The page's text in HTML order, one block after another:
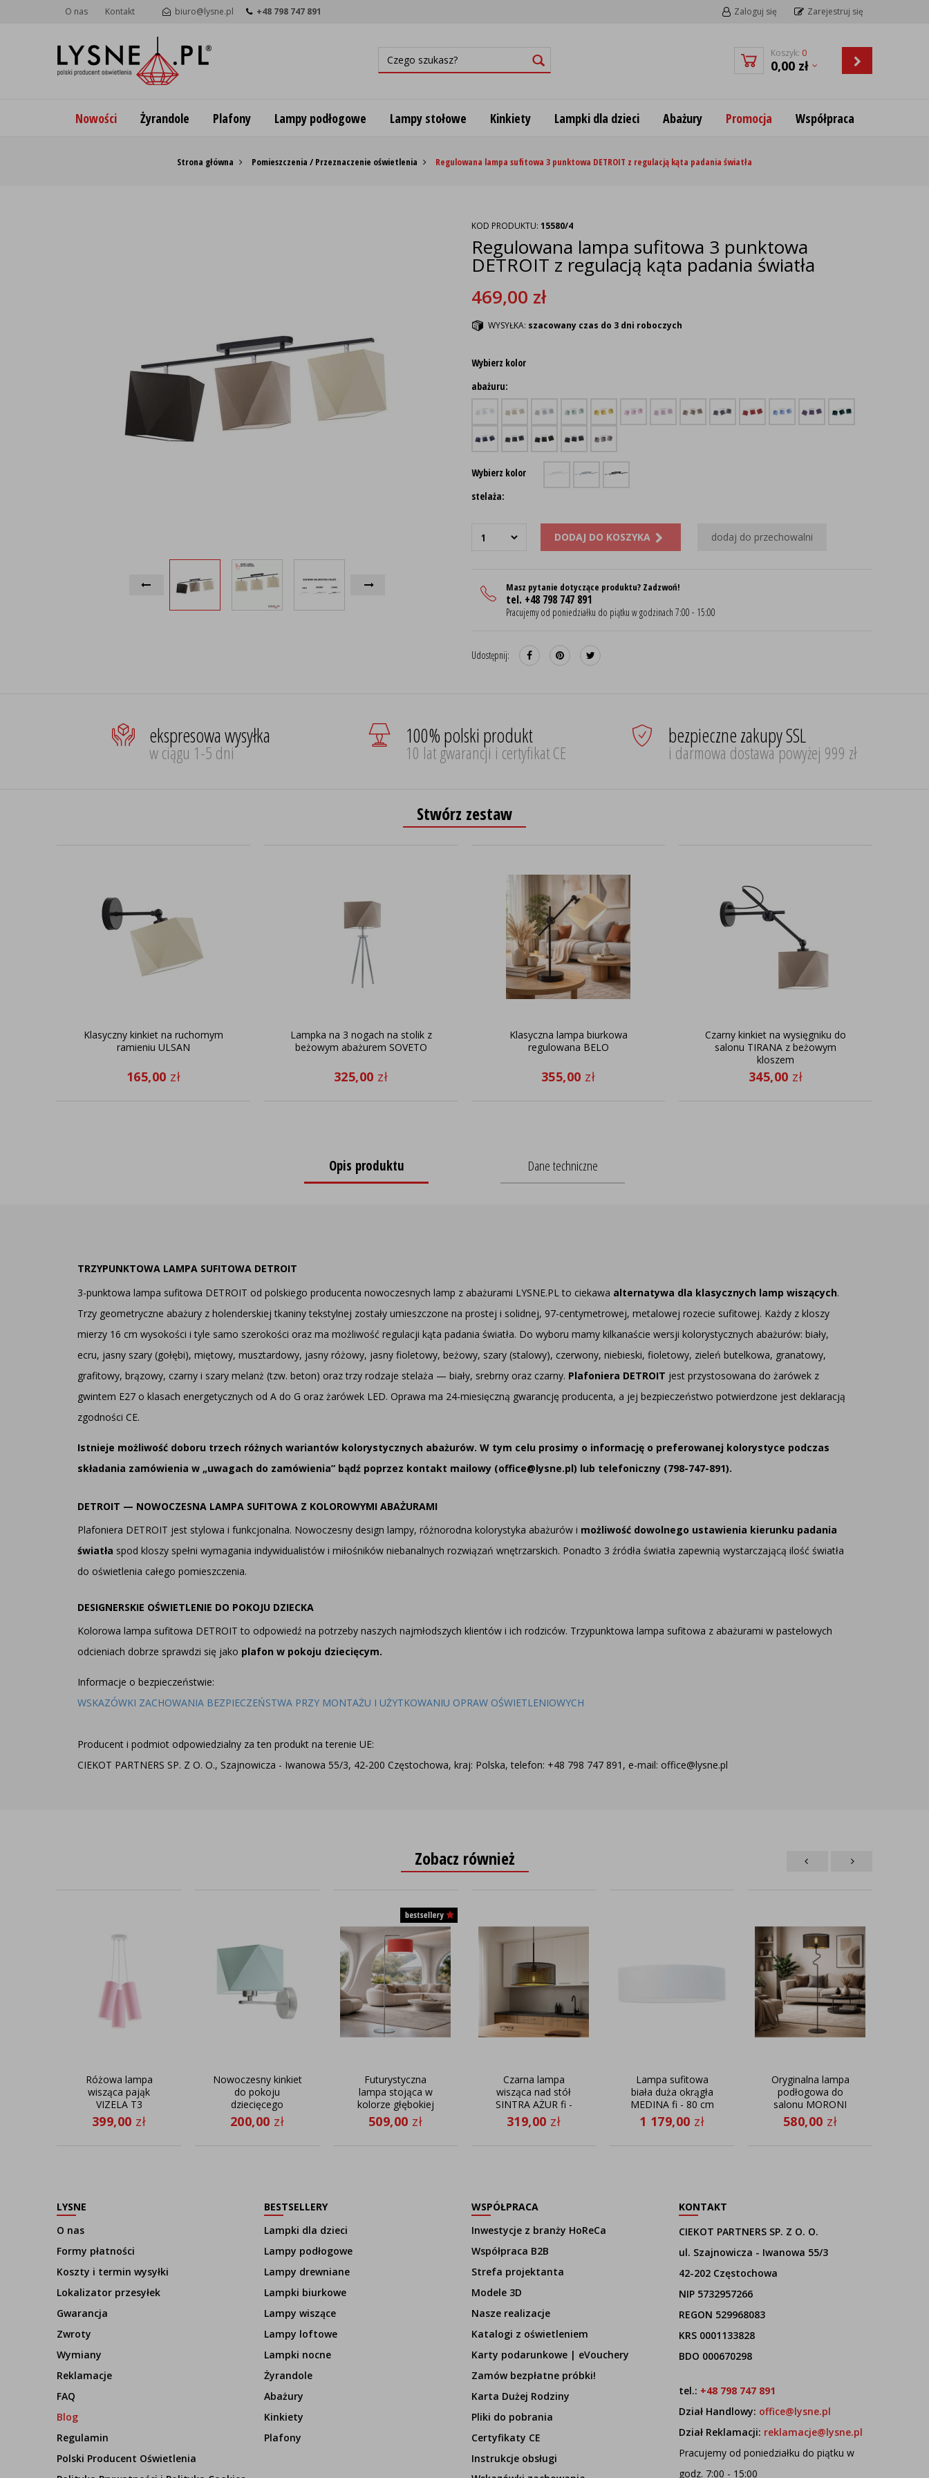
O nas Kontakt biuro@lysne.pl +48 798 747 891 Zaloguj się Zarejestruj się
Koszyk: 0
0,00 zł
Nowości Żyrandole Plafony Lampy podłogowe Lampy stołowe Kinkiety Lampki dla dzieci Abażury Promocja Współpraca
Strona główna Pomieszczenia / Przeznaczenie oświetlenia Regulowana lampa sufitowa 3 punktowa DETROIT z regulacją kąta padania światła
KOD PRODUKTU: 15580/4
Regulowana lampa sufitowa 3 punktowa
DETROIT z regulacją kąta padania światła
469,00 zł
WYSYŁKA: szacowany czas do 3 dni roboczych
Wybierz kolor
abażuru:
Wybierz kolor
stelaża:
DODAJ DO KOSZYKA dodaj do przechowalni
Masz pytanie dotyczące produktu? Zadzwoń!
tel. +48 798 747 891
Pracujemy od poniedziałku do piątku w godzinach 7:00 - 15:00
Udostępnij:
ekspresowa wysyłka
w ciągu 1-5 dni
100% polski produkt
10 lat gwarancji i certyfikat CE
bezpieczne zakupy SSL
i darmowa dostawa powyżej 999 zł
Stwórz zestaw
Klasyczny kinkiet na ruchomym
ramieniu ULSAN
165,00 zł
Lampka na 3 nogach na stolik z
beżowym abażurem SOVETO
325,00 zł
Klasyczna lampa biurkowa
regulowana BELO
355,00 zł
Czarny kinkiet na wysięgniku do
salonu TIRANA z beżowym
kloszem
345,00 zł
Opis produktu Dane techniczne
TRZYPUNKTOWA LAMPA SUFITOWA DETROIT
3-punktowa lampa sufitowa DETROIT od polskiego producenta nowoczesnych lamp z abażurami LYSNE.PL to ciekawa alternatywa dla klasycznych lamp wiszących.
Trzy geometryczne abażury z holenderskiej tkaniny tekstylnej zostały umieszczone na prostej i solidnej, 97-centymetrowej, metalowej rozecie sufitowej. Każdy z kloszy
mierzy 16 cm wysokości i tyle samo szerokości oraz ma możliwość regulacji kąta padania światła. Do wyboru mamy kilkanaście wersji kolorystycznych abażurów: biały,
ecru, jasny szary (gołębi), miętowy, musztardowy, jasny różowy, jasny fioletowy, beżowy, szary (stalowy), czerwony, niebieski, fioletowy, zieleń butelkowa, granatowy,
grafitowy, brązowy, czarny i szary melanż (tzw. beton) oraz trzy rodzaje stelaża — biały, srebrny oraz czarny. Plafoniera DETROIT jest przystosowana do żarówek z
gwintem E27 o klasach energetycznych od A do G oraz żarówek LED. Oprawa ma 24-miesięczną gwarancję producenta, a jej bezpieczeństwo potwierdzone jest deklaracją
zgodności CE.
Istnieje możliwość doboru trzech różnych wariantów kolorystycznych abażurów. W tym celu prosimy o informację o preferowanej kolorystyce podczas
składania zamówienia w „uwagach do zamówienia” bądź poprzez kontakt mailowy (office@lysne.pl) lub telefoniczny (798-747-891).
DETROIT — NOWOCZESNA LAMPA SUFITOWA Z KOLOROWYMI ABAŻURAMI
Plafoniera DETROIT jest stylowa i funkcjonalna. Nowoczesny design lampy, różnorodna kolorystyka abażurów i możliwość dowolnego ustawienia kierunku padania
światła spod kloszy spełni wymagania indywidualistów i miłośników niebanalnych rozwiązań wnętrzarskich. Ponadto 3 źródła światła zapewnią wystarczającą ilość światła
do oświetlenia całego pomieszczenia.
DESIGNERSKIE OŚWIETLENIE DO POKOJU DZIECKA
Kolorowa lampa sufitowa DETROIT to odpowiedź na potrzeby naszych najmłodszych klientów i ich rodziców. Trzypunktowa lampa sufitowa z abażurami w pastelowych
odcieniach dobrze sprawdzi się jako plafon w pokoju dziecięcym.
Informacje o bezpieczeństwie:
WSKAZÓWKI ZACHOWANIA BEZPIECZEŃSTWA PRZY MONTAŻU I UŻYTKOWANIU OPRAW OŚWIETLENIOWYCH
Producent i podmiot odpowiedzialny za ten produkt na terenie UE:
CIEKOT PARTNERS SP. Z O. O., Szajnowicza - Iwanowa 55/3, 42-200 Częstochowa, kraj: Polska, telefon: +48 798 747 891, e-mail: office@lysne.pl
Zobacz również
Różowa lampa
wisząca pająk
VIZELA T3
399,00 zł
Nowoczesny kinkiet
do pokoju
dziecięcego
ORLANDO
200,00 zł
Futurystyczna
lampa stojąca w
kolorze głębokiej
czerwieni BOLIVIA
na chromowanym
509,00 zł
Czarna lampa
wisząca nad stół
SINTRA AŻUR fi -
40 cm - kolor
czarny
319,00 zł
Lampa sufitowa
biała duża okrągła
MEDINA fi - 80 cm
1 179,00 zł
Oryginalna lampa
podłogowa do
salonu MORONI
AŻUR w czarnym
kolorze
580,00 zł
LYSNE
O nas
Formy płatności
Koszty i termin wysyłki
Lokalizator przesyłek
Gwarancja
Zwroty
Wymiany
Reklamacje
FAQ
Blog
Regulamin
Polski Producent Oświetlenia
BESTSELLERY
Lampki dla dzieci
Lampy podłogowe
Lampy drewniane
Lampki biurkowe
Lampy wiszące
Lampy loftowe
Lampki nocne
Żyrandole
Abażury
Kinkiety
Plafony
WSPÓŁPRACA
Inwestycje z branży HoReCa
Współpraca B2B
Strefa projektanta
Modele 3D
Nasze realizacje
Katalogi z oświetleniem
Karty podarunkowe | eVouchery
Zamów bezpłatne próbki!
Karta Dużej Rodziny
Pliki do pobrania
Certyfikaty CE
Instrukcje obsługi
KONTAKT
CIEKOT PARTNERS SP. Z O. O.
ul. Szajnowicza - Iwanowa 55/3
42-202 Częstochowa
NIP 5732957266
REGON 529968083
KRS 0001133828
BDO 000670298
tel.: +48 798 747 891
Dział Handlowy: office@lysne.pl
Dział Reklamacji: reklamacje@lysne.pl
Pracujemy od poniedziałku do piątku w
godz. 7:00 - 15:00